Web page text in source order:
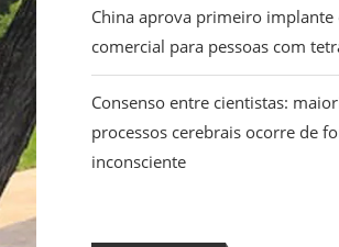
China aprova primeiro implante
comercial para pessoas com
Consenso entre cientistas:
processos cerebrais ocorre de
inconsciente